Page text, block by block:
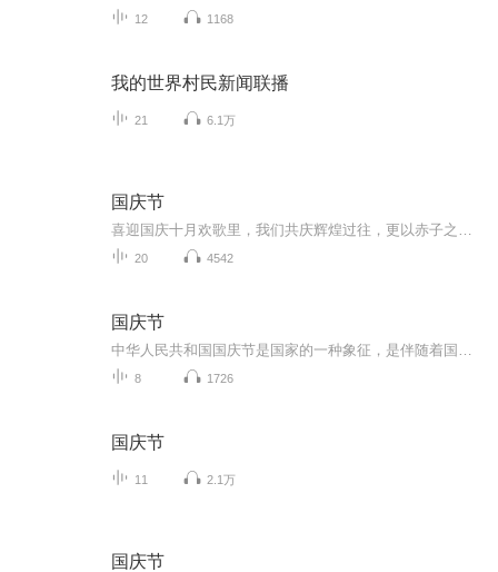
12 1168
我的世界村民新闻联播
21 6.1万
国庆节
20 4542
国庆节
8 1726
国庆节
11 2.1万
国庆节